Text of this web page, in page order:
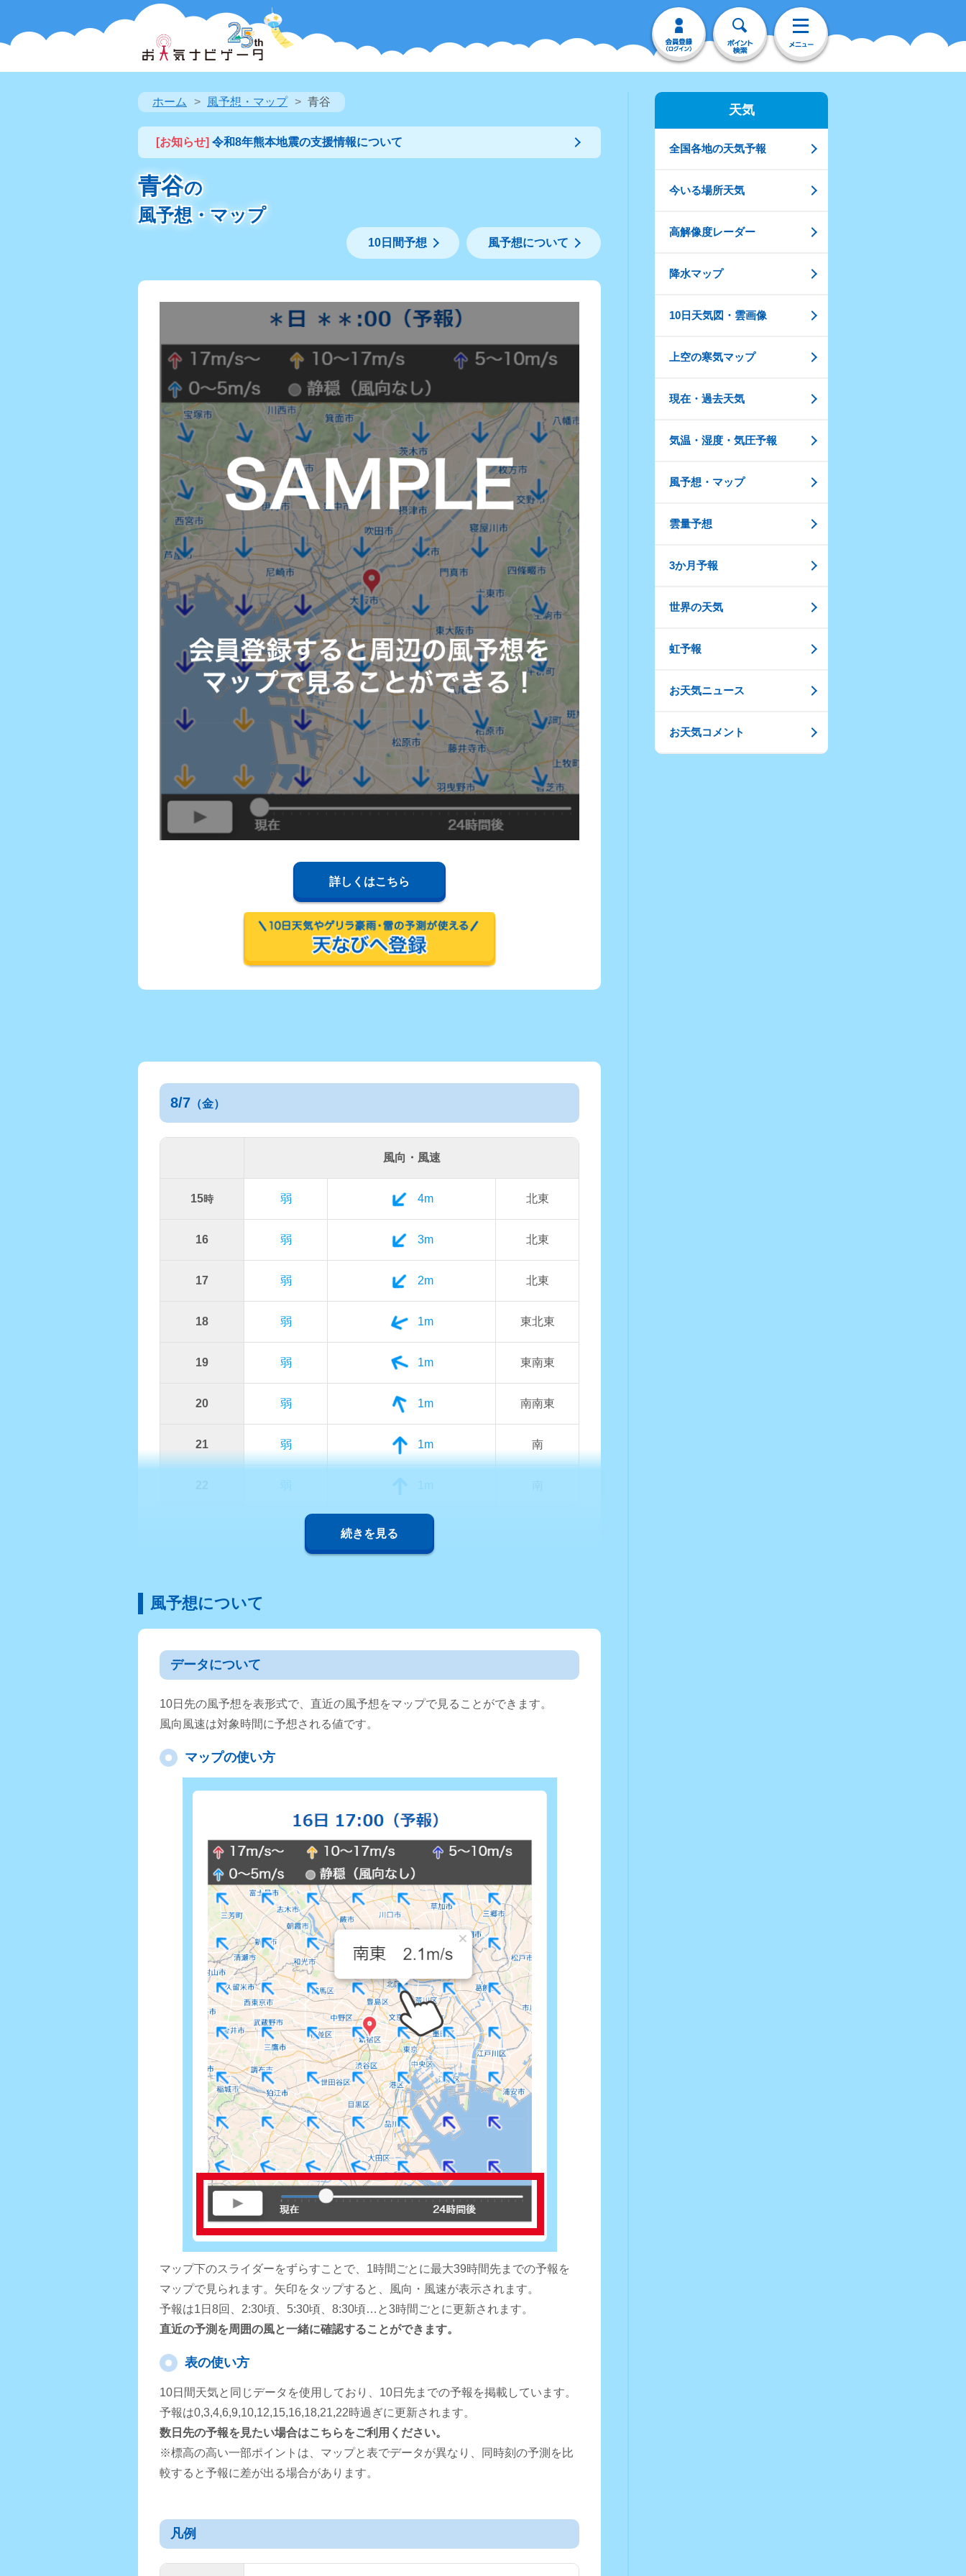
ホーム 風予想・マップ 青谷
[お知らせ] 令和8年熊本地震の支援情報について
青谷の
風予想・マップ
風予想について
10日間予想
詳しくはこちら
8/7 （金）
風向・風速
15時 弱 4m 北東
16 弱 3m 北東
17 弱 2m 北東
18 弱 1m 東北東
19 弱 1m 東南東
20 弱 1m 南南東
21 弱 1m 南
弱 1m
続きを見る
風予想について
データについて
10日先の風予想を表形式で、直近の風予想をマップで見ることができます。
風向風速は対象時間に予想される値です。
マップの使い方
マップ下のスライダーをずらすことで、1時間ごとに最大39時間先までの予報を
マップで見られます。矢印をタップすると、風向・風速が表示されます。
予報は1日8回、2:30頃、5:30頃、8:30頃…と3時間ごとに更新されます。
直近の予測を周囲の風と一緒に確認することができます。
表の使い方
10日間天気と同じデータを使用しており、10日先までの予報を掲載しています。
予報は0,3,4,6,9,10,12,15,16,18,21,22時過ぎに更新されます。
数日先の予報を見たい場合はこちらをご利用ください。
※標高の高い一部ポイントは、マップと表でデータが異なり、同時刻の予測を比
較すると予報に差が出る場合があります。
凡例
天気
全国各地の天気予報
今いる場所天気
高解像度レーダー
降水マップ
10日天気図・雲画像
上空の寒気マップ
現在・過去天気
気温・湿度・気圧予報
風予想・マップ
雲量予想
3か月予報
世界の天気
虹予報
お天気ニュース
お天気コメント